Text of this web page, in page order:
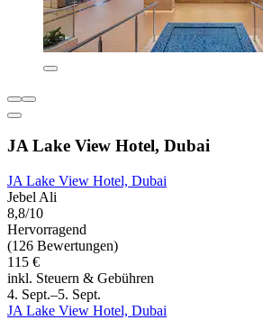
JA Lake View Hotel, Dubai
JA Lake View Hotel, Dubai
Jebel Ali
8,8/10
Hervorragend
(126 Bewertungen)
115 €
inkl. Steuern & Gebühren
4. Sept.–5. Sept.
JA Lake View Hotel, Dubai